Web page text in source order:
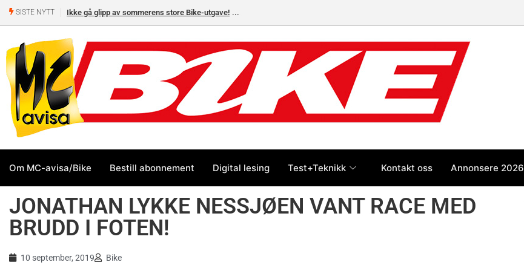
SISTE NYTT Ikke gå glipp av sommerens store Bike-utgave!
Yamaha og BMW
Om MC-avisa/Bike Bestill abonnement Digital lesing Test+Teknikk Kontakt oss Annonsere 2026
JONATHAN LYKKE NESSJØEN VANT RACE MED
BRUDD I FOTEN!
10 september, 2019 Bike